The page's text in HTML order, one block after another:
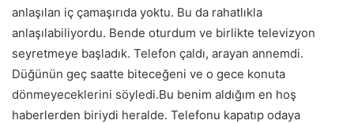
anlaşılan iç çamaşırıda yoktu. Bu da rahatlıkla
anlaşılabiliyordu. Bende oturdum ve birlikte televizyon
seyretmeye başladık. Telefon çaldı, arayan annemdi.
Düğünün geç saatte biteceğeni ve o gece konuta
dönmeyeceklerini söyledi.Bu benim aldığım en hoş
haberlerden biriydi heralde. Telefonu kapatıp odaya